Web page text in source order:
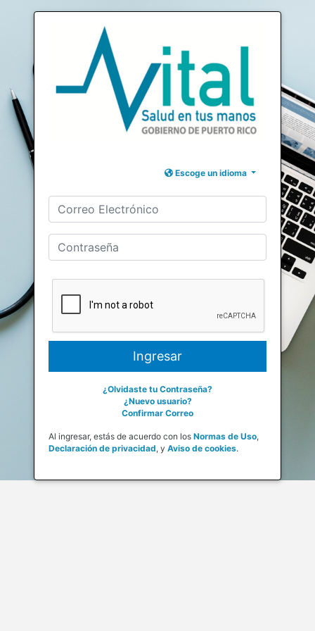
Escoge un idioma
¿Olvidaste tu Contraseña?
¿Nuevo usuario?
Confirmar Correo
Al ingresar, estás de acuerdo con los Normas de Uso,
Declaración de privacidad, y Aviso de cookies.